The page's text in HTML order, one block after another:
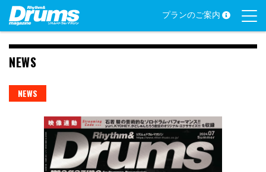
Skip
content
プランのご案内
NEWS
NEWS